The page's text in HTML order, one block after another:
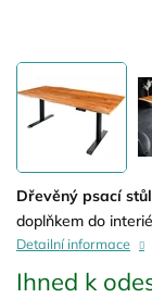
Ihned k
Dřevěný psací
doplňkem do
Detailní informace